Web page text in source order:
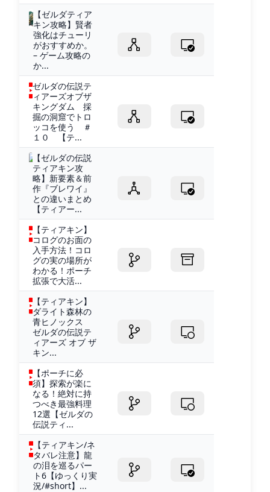
【ゼルダティア
キン攻略】賢者
強化はチューリ
がおすすめか。
– ゲーム攻略の
か...
ゼルダの伝説テ
ィアーズオブザ
キングダム 採
掘の洞窟でトロ
ッコを使う ＃
１０ 【テ...
【ゼルダの伝説
ティアキン攻
略】新要素＆前
作『ブレワイ』
との違いまとめ
【ティアー...
【ティアキン】
コログのお面の
入手方法！コロ
グの実の場所が
わかる！ポーチ
拡張で大活...
【ティアキン】
ダライト森林の
青ヒノックス
ゼルダの伝説テ
ィアーズ オブ ザ
キン...
【ポーチに必
須】探索が楽に
なる！絶対に持
つべき最強料理
12選【ゼルダの
伝説ティ...
【ティアキン/ネ
タバレ注意】龍
の泪を巡るパー
ト6【ゆっくり実
況/#short】...